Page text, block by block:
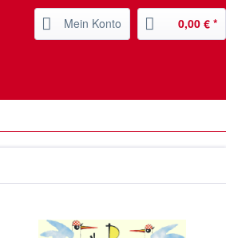
Mein Konto 0,00 € *